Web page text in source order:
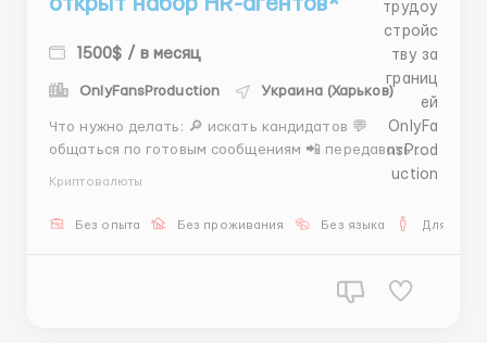
1500$ / в месяц
OnlyFansProduction Украина (Харьков)
Что нужно делать: 🔎 искать кандидатов 💬
общаться по готовым сообщениям 📲 передавать их
наставник — поддержка — четкий план ❤️ За
Криптовалюты
Без опыта Без проживания Без языка Для